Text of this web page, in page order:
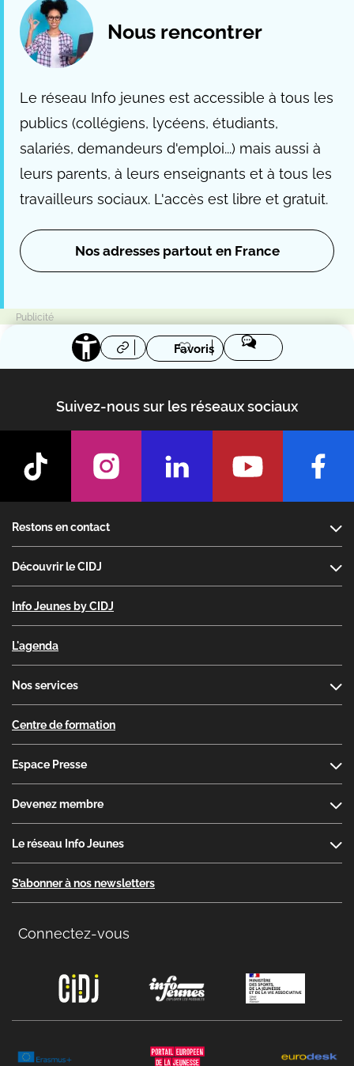
Nous rencontrer
Le réseau Info jeunes est accessible à tous les
publics (collégiens, lycéens, étudiants,
salariés, demandeurs d'emploi...) mais aussi à
leurs parents, à leurs enseignants et à tous les
travailleurs sociaux. L'accès est libre et gratuit.
Nos adresses partout en France
Favoris
Suivez-nous sur les réseaux sociaux
Restons en contact
Découvrir le CIDJ
Info Jeunes by CIDJ
L'agenda
Nos services
Centre de formation
Espace Presse
Devenez membre
Le réseau Info Jeunes
S’abonner à nos newsletters
Connectez-vous